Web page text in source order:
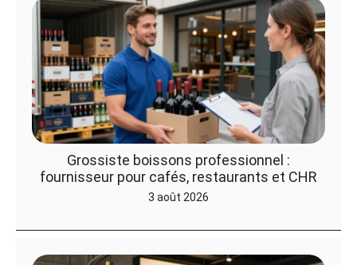
Grossiste boissons professionnel :
fournisseur pour cafés, restaurants et CHR
3 août 2026